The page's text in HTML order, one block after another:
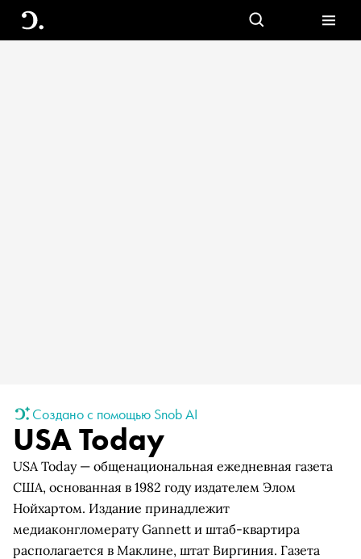
Создано с помощью Snob AI
USA Today
USA Today — общенациональная ежедневная газета
США, основанная в 1982 году издателем Элом
Нойхартом. Издание принадлежит
медиаконгломерату Gannett и штаб-квартира
располагается в Маклине, штат Виргиния. Газета